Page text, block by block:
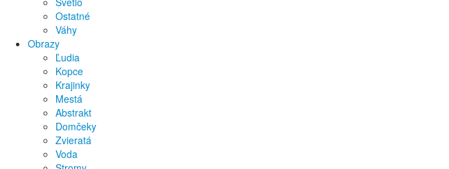
Ostatné
Váhy
Obrazy
Ľudia
Kopce
Krajinky
Mestá
Abstrakt
Domčeky
Zvieratá
Voda